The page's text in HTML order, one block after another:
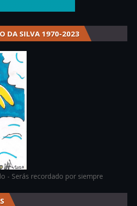
DA SILVA 1970-2023
- Serás recordado por siempre